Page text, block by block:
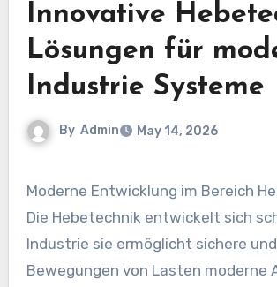
Innovative
Lösungen für
Industrie Systeme
By Admin May 14, 2026
Moderne Entwicklung im Bereich
Die Hebetechnik entwickelt sich
Industrie sie ermöglicht sichere
Bewegungen von Lasten moderne